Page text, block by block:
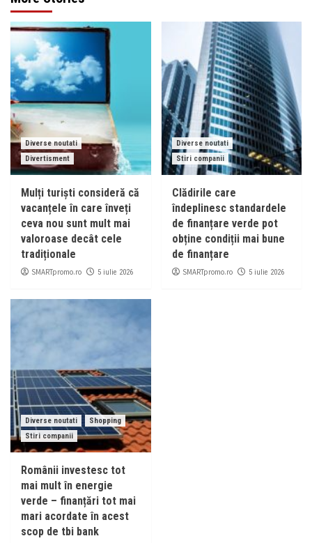
Diverse noutati
Divertisment
Mulți turiști consideră că
vacanțele în care înveți
ceva nou sunt mult mai
valoroase decât cele
tradiționale
SMARTpromo.ro 5 iulie 2026
Diverse noutati
Stiri companii
Clădirile care
îndeplinesc standardele
de finanțare verde pot
obține condiții mai bune
de finanțare
SMARTpromo.ro 5 iulie 2026
Diverse noutati
Shopping
Stiri companii
Românii investesc tot
mai mult în energie
verde – finanțări tot mai
mari acordate în acest
scop de tbi bank